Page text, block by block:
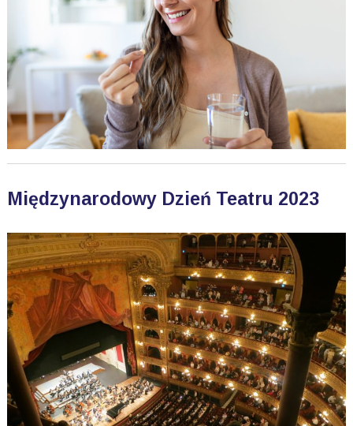
Międzynarodowy Dzień Teatru 2023